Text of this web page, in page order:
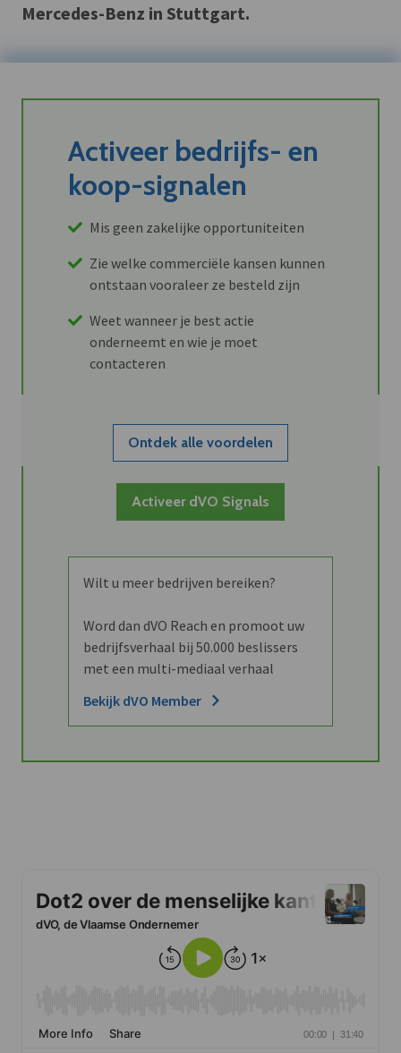
Mercedes-Benz in Stuttgart.
Activeer bedrijfs- en
koop-signalen
Mis geen zakelijke opportuniteiten
Zie welke commerciële kansen kunnen
ontstaan vooraleer ze besteld zijn
Weet wanneer je best actie
onderneemt en wie je moet
contacteren
Ontdek alle voordelen
Activeer dVO Signals
Wilt u meer bedrijven bereiken?
Word dan dVO Reach en promoot uw
bedrijfsverhaal bij 50.000 beslissers
met een multi-mediaal verhaal
Bekijk dVO Member